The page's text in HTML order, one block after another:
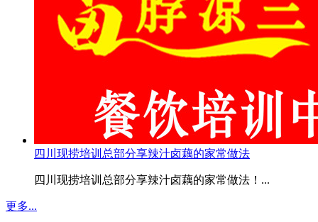
四川现捞培训总部分享辣汁卤藕的家常做法
四川现捞培训总部分享辣汁卤藕的家常做法！...
更多...